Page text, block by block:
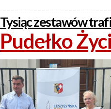
Tysiąc zestawów
Pudełko